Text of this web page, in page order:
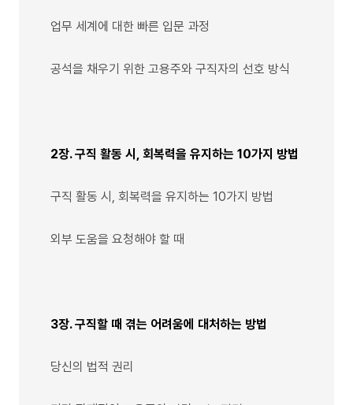
업무 세계에 대한 빠른 입문 과정
공석을 채우기 위한 고용주와 구직자의 선호 방식
2장. 구직 활동 시, 회복력을 유지하는 10가지 방법
구직 활동 시, 회복력을 유지하는 10가지 방법
외부 도움을 요청해야 할 때
3장. 구직할 때 겪는 어려움에 대처하는 방법
당신의 법적 권리